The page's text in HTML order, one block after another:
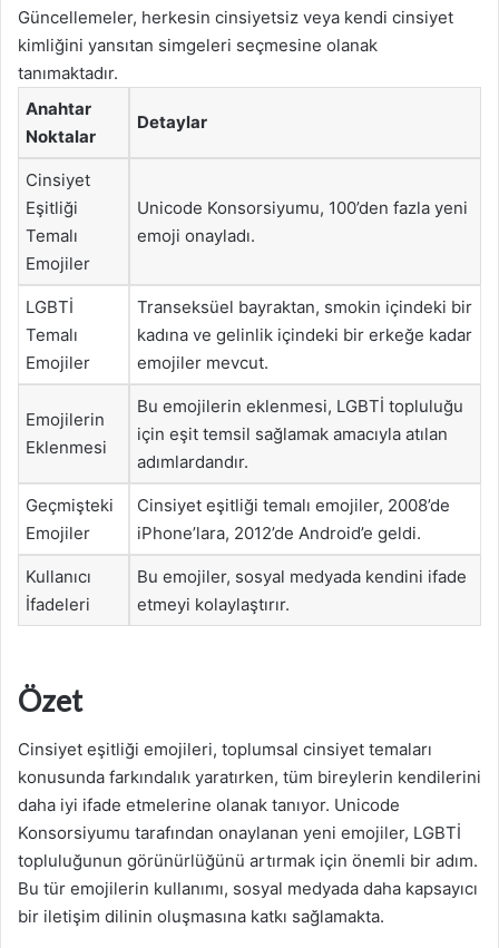
Güncellemeler, herkesin cinsiyetsiz veya kendi cinsiyet
kimliğini yansıtan simgeleri seçmesine olanak
tanımaktadır.
Anahtar
Noktalar
Detaylar
Cinsiyet
Eşitliği
Temalı
Emojiler
Unicode Konsorsiyumu, 100’den fazla yeni
emoji onayladı.
LGBTİ
Temalı
Emojiler
Transeksüel bayraktan, smokin içindeki bir
kadına ve gelinlik içindeki bir erkeğe kadar
emojiler mevcut.
Emojilerin
Eklenmesi
Bu emojilerin eklenmesi, LGBTİ topluluğu
için eşit temsil sağlamak amacıyla atılan
adımlardandır.
Geçmişteki
Emojiler
Cinsiyet eşitliği temalı emojiler, 2008’de
iPhone’lara, 2012’de Android’e geldi.
Kullanıcı
İfadeleri
Bu emojiler, sosyal medyada kendini ifade
etmeyi kolaylaştırır.
Özet
Cinsiyet eşitliği emojileri, toplumsal cinsiyet temaları
konusunda farkındalık yaratırken, tüm bireylerin kendilerini
daha iyi ifade etmelerine olanak tanıyor. Unicode
Konsorsiyumu tarafından onaylanan yeni emojiler, LGBTİ
topluluğunun görünürlüğünü artırmak için önemli bir adım.
Bu tür emojilerin kullanımı, sosyal medyada daha kapsayıcı
bir iletişim dilinin oluşmasına katkı sağlamakta.